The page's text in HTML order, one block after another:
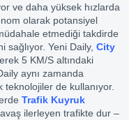
ve daha yüksek hızlarda
olarak potansiyel
etmediği takdirde
sağlıyor. Yeni Daily, City
5 KM/S altındaki
aynı zamanda
de kullanıyor.
Trafik Kuyruk
ilerleyen trafikte dur –